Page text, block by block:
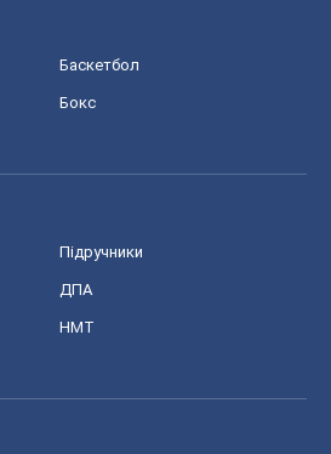
Баскетбол
Бокс
Підручники
ДПА
НМТ